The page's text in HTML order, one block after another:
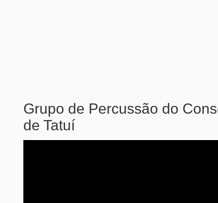
Grupo de Percussão do
de Tatuí